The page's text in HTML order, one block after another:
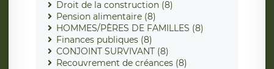
Droit de la construction (8)
Pension alimentaire (8)
HOMMES/PÈRES DE FAMILLES (8)
Finances publiques (8)
CONJOINT SURVIVANT (8)
Recouvrement de créances (8)